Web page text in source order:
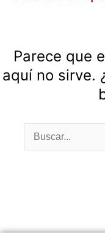
Parece que
aquí no sirve.
Buscar